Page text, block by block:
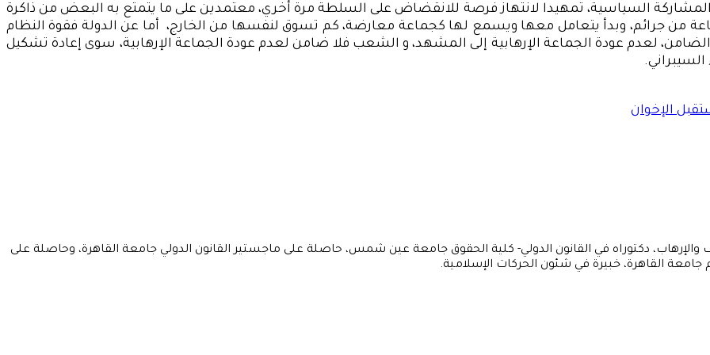
السياسية، تمهيدا لانتهاز فرصة للانقضاض على السلطة مرة أخري، معتمدين على ما يتمتع به البعض من ذاكرة
من جرائم، وبدأ يتعامل معها ويسمع لها كجماعة معارضة، كم تسوق لنفسها من الخارج، أما عن الدولة فقوة النظام
لعدم عودة الجماعة الإرهابية إلى المشهد، و الشعب فلا ضامن لعدم عودة الجماعة الإرهابية، سوى إعادة تشكيل
الإخوان
والإرهاب، دكتوراه في القانون الدولي- كلية الحقوق جامعة عين شمس، حاصلة على ماجستير القانون الدولي جامعة القاهرة، وحاصلة على
جامعة القاهرة، خبيرة في شئون الحركات الإسلامية.